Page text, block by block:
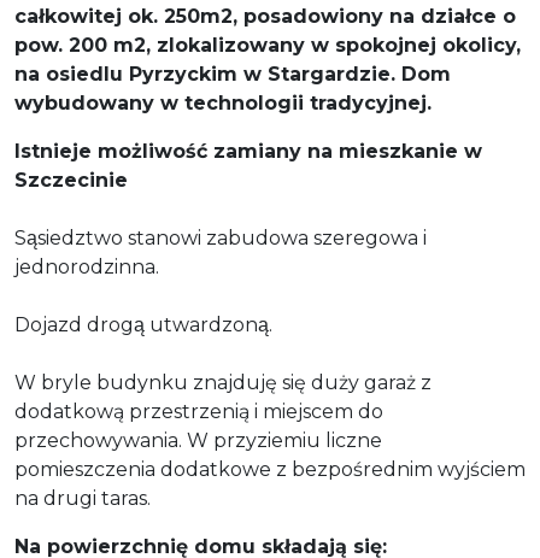
całkowitej ok. 250m2, posadowiony na działce o
pow. 200 m2, zlokalizowany w spokojnej okolicy,
na osiedlu Pyrzyckim w Stargardzie. Dom
wybudowany w technologii tradycyjnej.
Istnieje możliwość zamiany na mieszkanie w
Szczecinie
Sąsiedztwo stanowi zabudowa szeregowa i
jednorodzinna.
Dojazd drogą utwardzoną.
W bryle budynku znajduję się duży garaż z
dodatkową przestrzenią i miejscem do
przechowywania. W przyziemiu liczne
pomieszczenia dodatkowe z bezpośrednim wyjściem
na drugi taras.
Na powierzchnię domu składają się: